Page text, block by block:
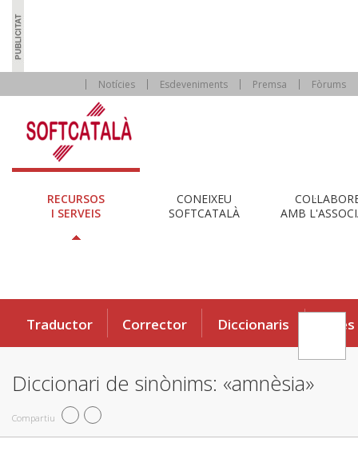
Notícies Esdeveniments Premsa Fòrums
RECURSOS
I SERVEIS
CONEIXEU
SOFTCATALÀ
AMB
Traductor Corrector Diccionaris Eines
Diccionari de sinònims: «amnèsia»
Compartiu